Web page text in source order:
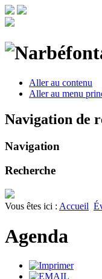
Aller au contenu
Aller au menu
Navigation de
Navigation
Recherche
Vous êtes ici : Accueil
Agenda